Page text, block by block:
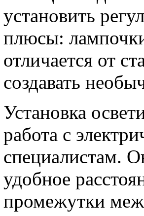
установить
плюсы:
отличается от
создавать
Установка
работа с
специалистам.
удобное
промежутки